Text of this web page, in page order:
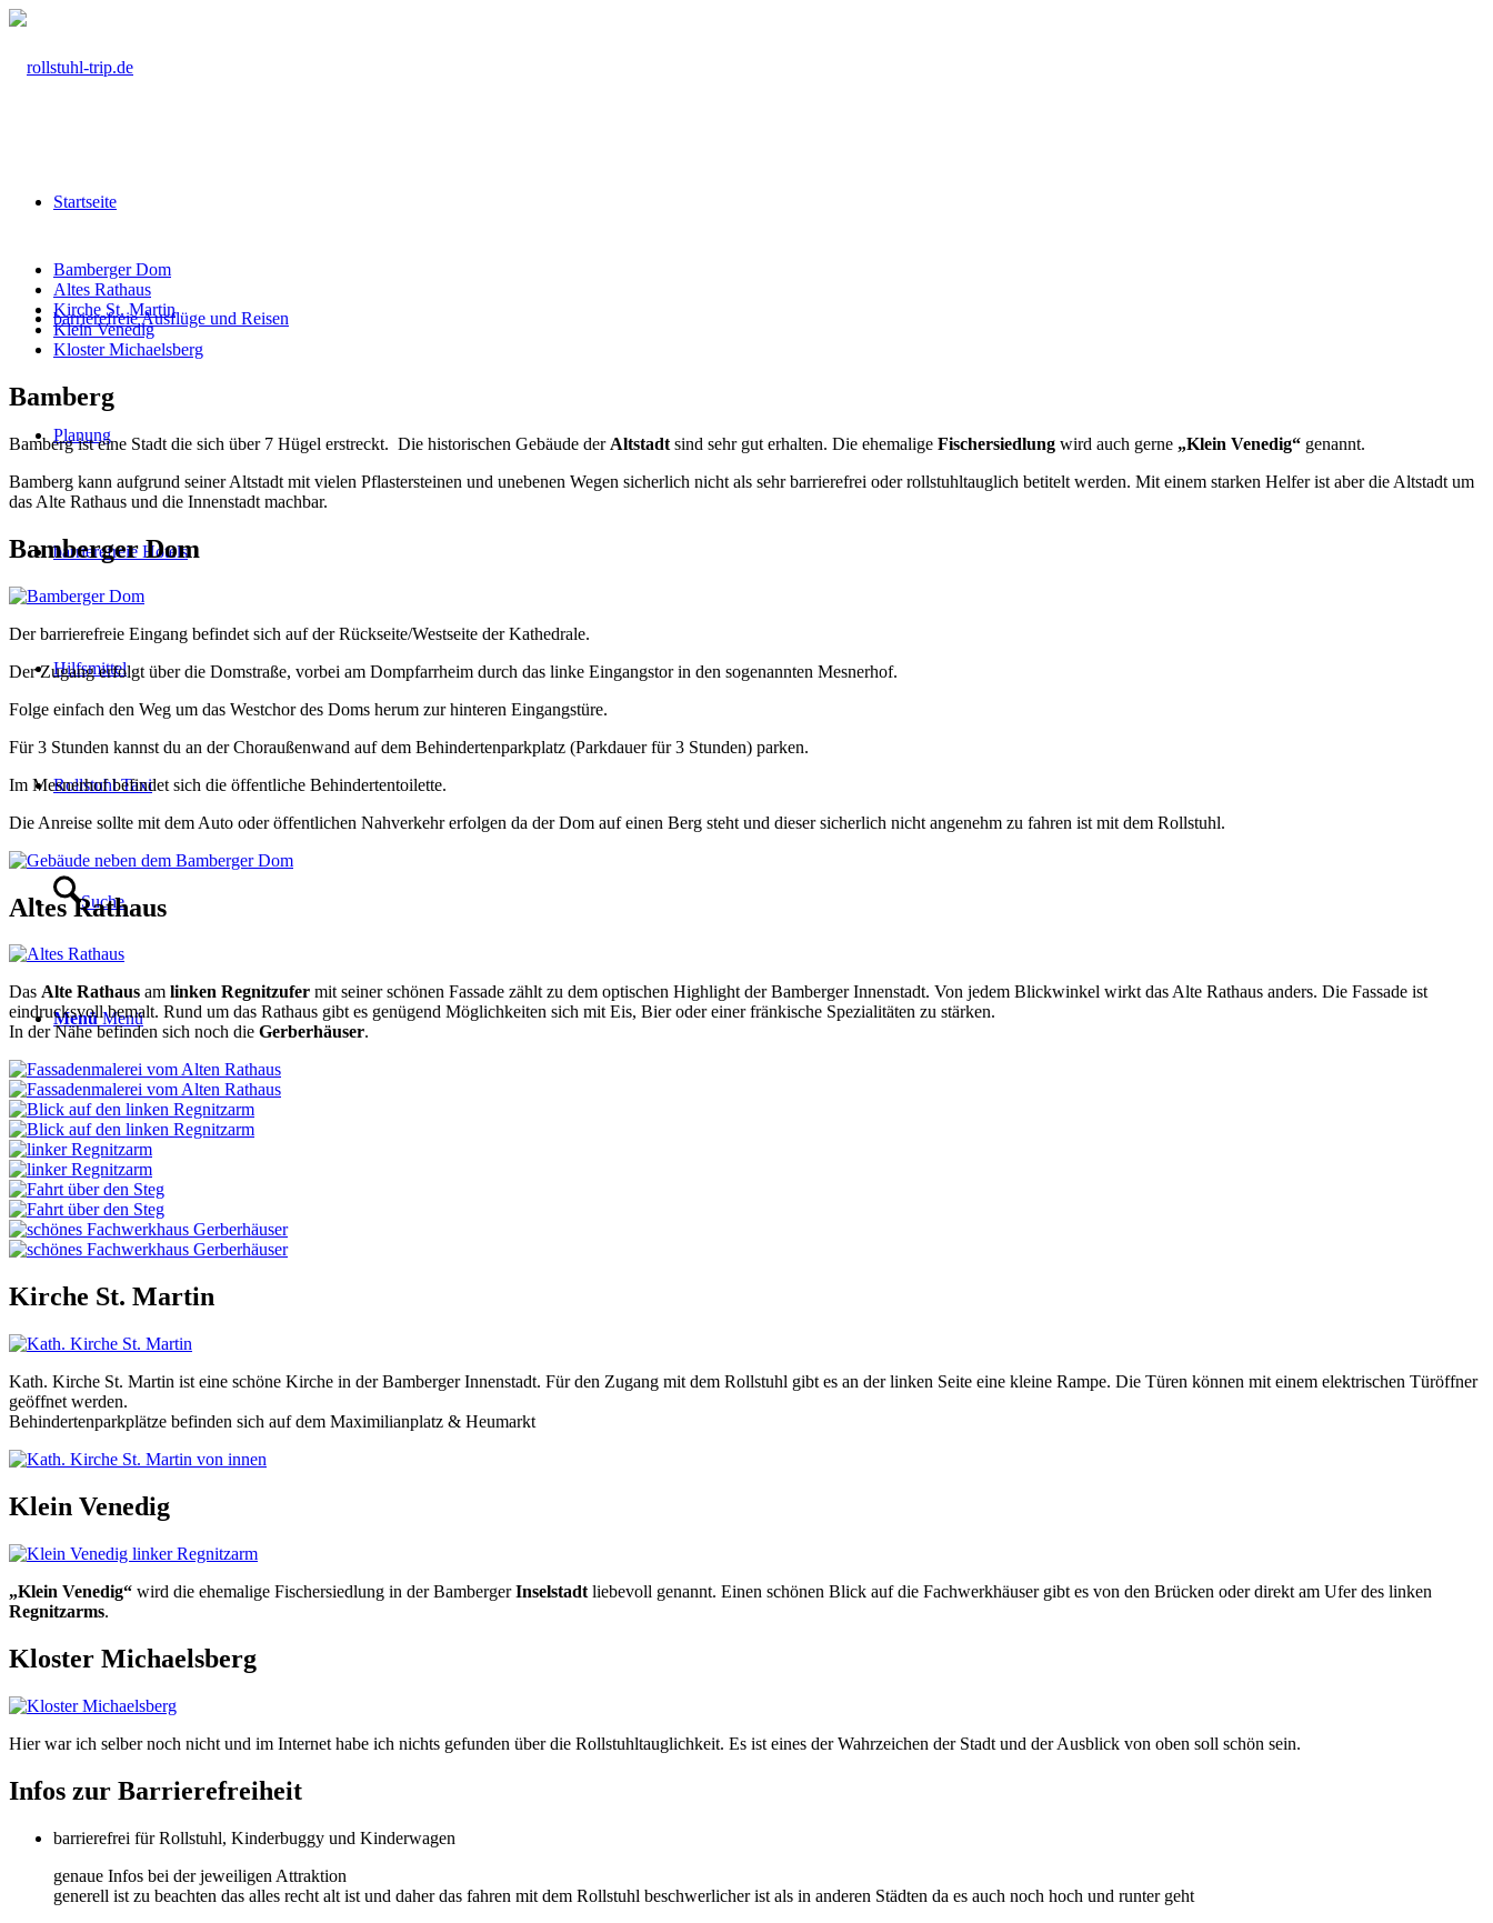
Startseite
barrierefreie Ausflüge und Reisen
Planung
barrierefreie Hotels
Hilfsmittel
Rollstuhl Taxi
Suche
Menü Menü
Bamberger Dom
Altes Rathaus
Kirche St. Martin
Klein Venedig
Kloster Michaelsberg
Bamberg
Bamberg ist eine Stadt die sich über 7 Hügel erstreckt. Die historischen Gebäude der Altstadt sind sehr gut erhalten. Die ehemalige Fischersiedlung wird auch gerne „Klein Venedig“ genannt.
Bamberg kann aufgrund seiner Altstadt mit vielen Pflastersteinen und unebenen Wegen sicherlich nicht als sehr barrierefrei oder rollstuhltauglich betitelt werden. Mit einem starken Helfer ist aber die Altstadt um
das Alte Rathaus und die Innenstadt machbar.
Bamberger Dom
Der barrierefreie Eingang befindet sich auf der Rückseite/Westseite der Kathedrale.
Der Zugang erfolgt über die Domstraße, vorbei am Dompfarrheim durch das linke Eingangstor in den sogenannten Mesnerhof.
Folge einfach den Weg um das Westchor des Doms herum zur hinteren Eingangstüre.
Für 3 Stunden kannst du an der Choraußenwand auf dem Behindertenparkplatz (Parkdauer für 3 Stunden) parken.
Im Mesnerhof befindet sich die öffentliche Behindertentoilette.
Die Anreise sollte mit dem Auto oder öffentlichen Nahverkehr erfolgen da der Dom auf einen Berg steht und dieser sicherlich nicht angenehm zu fahren ist mit dem Rollstuhl.
Altes Rathaus
Das Alte Rathaus am linken Regnitzufer mit seiner schönen Fassade zählt zu dem optischen Highlight der Bamberger Innenstadt. Von jedem Blickwinkel wirkt das Alte Rathaus anders. Die Fassade ist
eindrucksvoll bemalt. Rund um das Rathaus gibt es genügend Möglichkeiten sich mit Eis, Bier oder einer fränkische Spezialitäten zu stärken.
In der Nähe befinden sich noch die Gerberhäuser.
Kirche St. Martin
Kath. Kirche St. Martin ist eine schöne Kirche in der Bamberger Innenstadt. Für den Zugang mit dem Rollstuhl gibt es an der linken Seite eine kleine Rampe. Die Türen können mit einem elektrischen Türöffner
geöffnet werden.
Behindertenparkplätze befinden sich auf dem Maximilianplatz & Heumarkt
Klein Venedig
„Klein Venedig“ wird die ehemalige Fischersiedlung in der BambergerInselstadt liebevoll genannt. Einen schönen Blick auf die Fachwerkhäuser gibt es von den Brücken oder direkt am Ufer des linken
Regnitzarms.
Kloster Michaelsberg
Hier war ich selber noch nicht und im Internet habe ich nichts gefunden über die Rollstuhltauglichkeit. Es ist eines der Wahrzeichen der Stadt und der Ausblick von oben soll schön sein.
Infos zur Barrierefreiheit
barrierefrei für Rollstuhl, Kinderbuggy und Kinderwagen
genaue Infos bei der jeweiligen Attraktion
generell ist zu beachten das alles recht alt ist und daher das fahren mit dem Rollstuhl beschwerlicher ist als in anderen Städten da es auch noch hoch und runter geht